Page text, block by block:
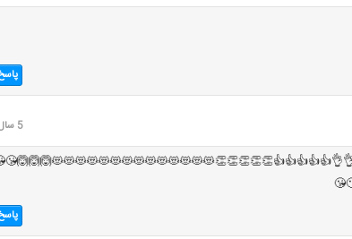
5 سال قبل